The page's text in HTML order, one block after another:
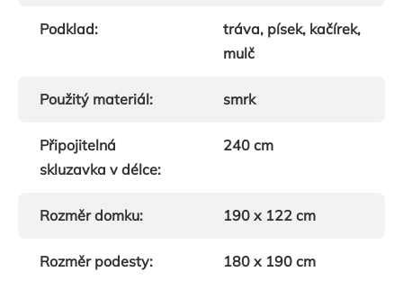
Podklad:
tráva, písek, kačírek,
mulč
Použitý materiál: smrk
Připojitelná
skluzavka v délce:
240 cm
Rozměr domku: 190 x 122 cm
Rozměr podesty: 180 x 190 cm